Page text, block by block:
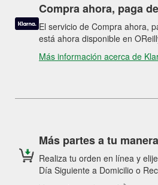
Compra ahora, paga
El servicio de Compra ahora,
está ahora disponible en
Más información acerca de
Más partes a tu manera
Realiza tu orden en línea y
Día Siguiente a Domicilio o